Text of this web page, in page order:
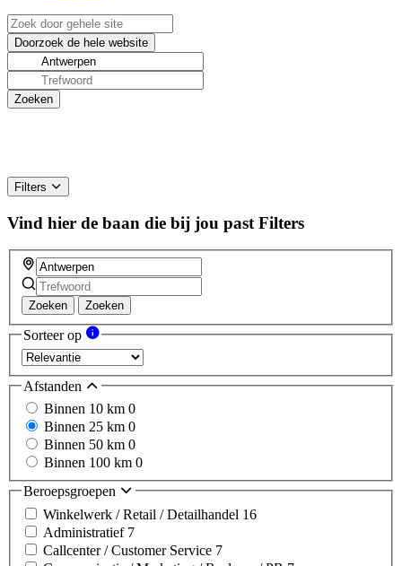
Filters
Vind hier de baan die bij jou past Filters
Zoeken Zoeken
Sorteer op
Afstanden
Binnen 10 km 0
Binnen 25 km 0
Binnen 50 km 0
Binnen 100 km 0
Beroepsgroepen
Winkelwerk / Retail / Detailhandel 16
Administratief 7
Callcenter / Customer Service 7